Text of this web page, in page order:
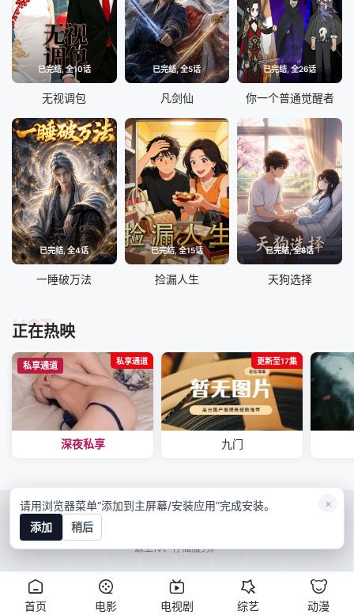
已完结, 全10话
无视调包
已完结, 全5话
凡剑仙
已完结, 全26话
你一个普通觉醒者
已完结, 全4话
一睡破万法
已完结, 全15话
捡漏人生
已完结, 全8话
天狗选择
正在热映
HOT
私享通道 私享通道
深夜私享
更新至17集
九门
RSS Baidu Google Sogou bing
映像星球本站所有内容均来自互联网分享站点所提供的公开引用资源，未提供资
源上传、存储服务。
首页 电影 电视剧 综艺 动漫
×
请用浏览器菜单“添加到主屏幕/安装应用”完成安装。
添加
稍后